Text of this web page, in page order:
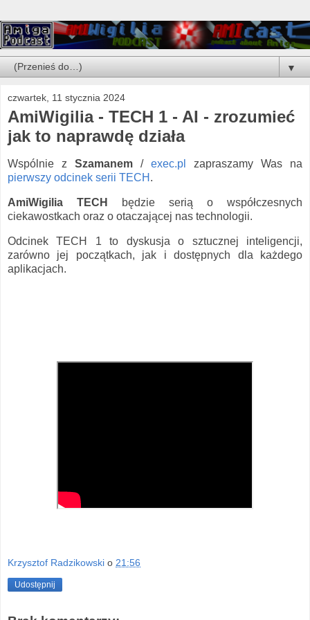
▼
czwartek, 11 stycznia 2024
AmiWigilia - TECH 1 - AI - zrozumieć
jak to naprawdę działa
Wspólnie z Szamanem / exec.pl
zapraszamy Was na
pierwszy odcinek serii TECH .
AmiWigilia TECH
będzie serią o współczesnych
ciekawostkach oraz o otaczającej nas technologii.
Odcinek TECH 1 to dyskusja o sztucznej inteligencji,
zarówno jej początkach, jak i dostępnych dla każdego
aplikacjach.
Krzysztof Radzikowski o 21:56
Udostępnij